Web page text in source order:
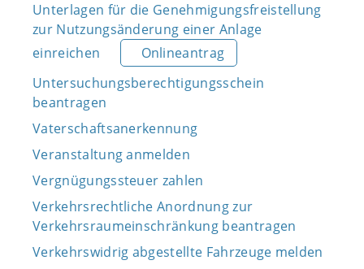
Unterlagen für die Genehmigungsfreistellung
zur Nutzungsänderung einer Anlage
einreichen
Onlineantrag
Untersuchungsberechtigungsschein
beantragen
Vaterschaftsanerkennung
Veranstaltung anmelden
Vergnügungssteuer zahlen
Verkehrsrechtliche Anordnung zur
Verkehrsraumeinschränkung beantragen
Verkehrswidrig abgestellte Fahrzeuge melden